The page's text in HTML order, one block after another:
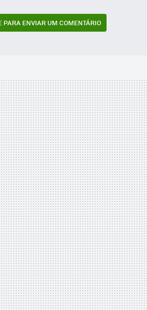
PARA ENVIAR UM COMENTÁRIO